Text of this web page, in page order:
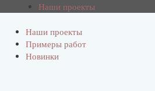
Наши проекты
Наши проекты
Примеры работ
Новинки